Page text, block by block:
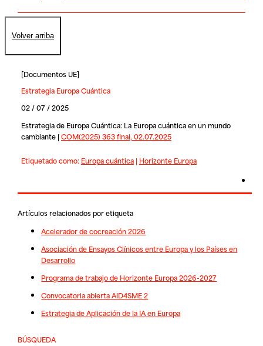
Volver arriba
[Documentos UE]
Estrategia Europa Cuántica
02 / 07 / 2025
Estrategia de Europa Cuántica: La Europa cuántica en un mundo
cambiante | COM(2025) 363 final, 02.07.2025
Etiquetado como: Europa cuántica| Horizonte Europa
Artículos relacionados por etiqueta
Acelerador de cocreación 2026
Asociación de Ensayos Clínicos entre Europa y los Países en
Desarrollo
Programa de trabajo de Horizonte Europa 2026-2027
Convocatoria abierta AID4SME 2
Estrategia de Aplicación de la IA en Europa
BÚSQUEDA